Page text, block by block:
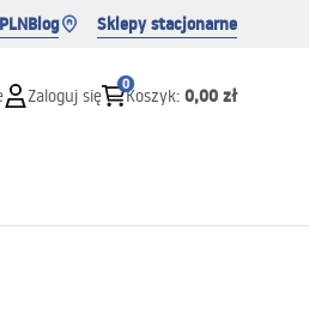
Blog Sklepy stacjonarne
Zaloguj się
0
Koszyk: 0,00 zł